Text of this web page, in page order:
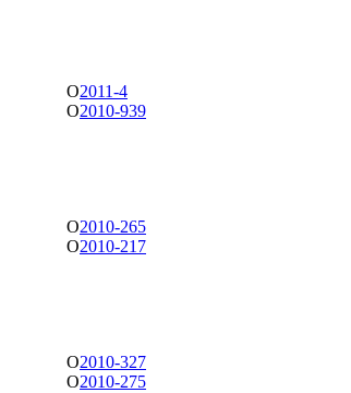
O2011-4
O2010-939
O2010-265
O2010-217
O2010-327
O2010-275